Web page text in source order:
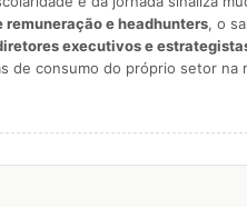
remuneração e headhunters, o
executivos e
consumo do próprio setor na